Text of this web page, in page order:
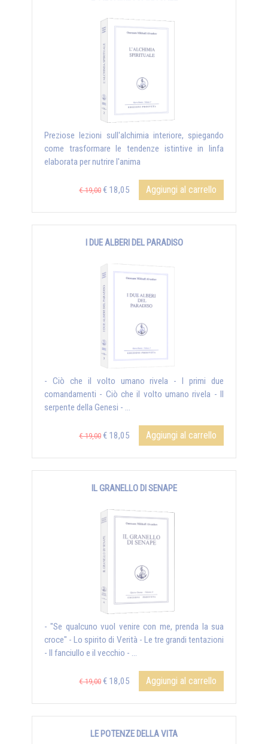
Preziose lezioni sull'alchimia interiore, spiegando
come trasformare le tendenze istintive in linfa
elaborata per nutrire l'anima
€ 19,00 € 18,05 Aggiungi al carrello
I DUE ALBERI DEL PARADISO
- Ciò che il volto umano rivela - I primi due
comandamenti - Ciò che il volto umano rivela - Il
serpente della Genesi - ...
€ 19,00 € 18,05 Aggiungi al carrello
IL GRANELLO DI SENAPE
- "Se qualcuno vuol venire con me, prenda la sua
croce" - Lo spirito di Verità - Le tre grandi tentazioni
- Il fanciullo e il vecchio - ...
€ 19,00 € 18,05 Aggiungi al carrello
LE POTENZE DELLA VITA